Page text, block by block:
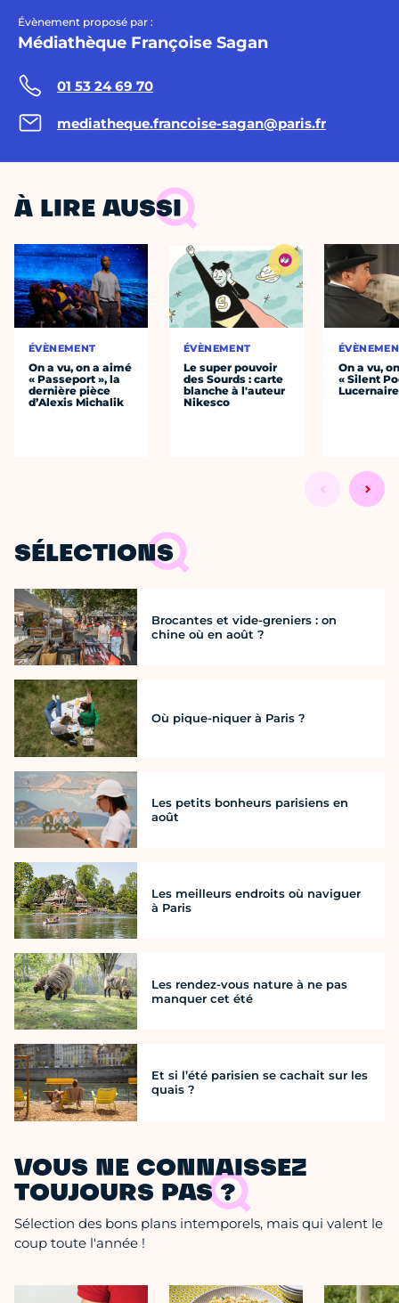
Évènement proposé par :
Médiathèque Françoise Sagan
01 53 24 69 70
mediatheque.francoise-sagan@paris.fr
À LIRE AUSSI
ÉVÈNEMENT
On a vu, on a aimé
« Passeport », la
dernière pièce
d’Alexis Michalik
ÉVÈNEMENT
Le super pouvoir
des Sourds : carte
blanche à l'auteur
Nikesco
On a vu,
« Silent
Lucernaire
SÉLECTIONS
Brocantes et vide-greniers : on
chine où en août ?
Où pique-niquer à Paris ?
Les petits bonheurs parisiens en
août
Les meilleurs endroits où naviguer
à Paris
Les rendez-vous nature à ne pas
manquer cet été
Et si l’été parisien se cachait sur les
quais ?
VOUS NE CONNAISSEZ
TOUJOURS PAS ?
Sélection des bons plans intemporels, mais qui valent le
coup toute l'année !